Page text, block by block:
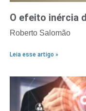
O efeito inércia
Roberto Salomão
Leia esse artigo »